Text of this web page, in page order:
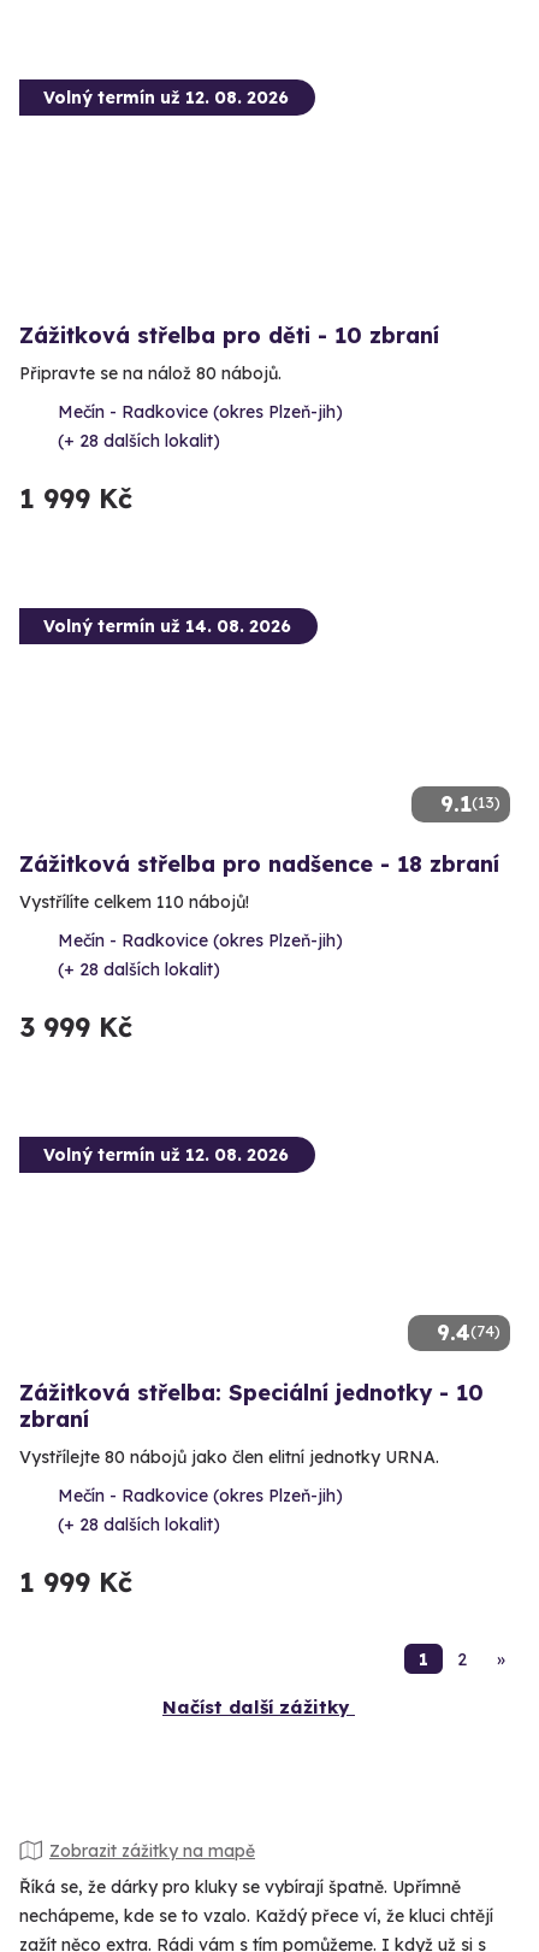
Volný termín už 12. 08. 2026
Zážitková střelba pro děti - 10 zbraní
Připravte se na nálož 80 nábojů.
Mečín - Radkovice (okres Plzeň-jih)
(+ 28 dalších lokalit)
1 999 Kč
9.1(13)
Volný termín už 14. 08. 2026
Zážitková střelba pro nadšence - 18 zbraní
Vystřílíte celkem 110 nábojů!
Mečín - Radkovice (okres Plzeň-jih)
(+ 28 dalších lokalit)
3 999 Kč
9.4(74)
Volný termín už 12. 08. 2026
Zážitková střelba: Speciální jednotky - 10
zbraní
Vystřílejte 80 nábojů jako člen elitní jednotky URNA.
Mečín - Radkovice (okres Plzeň-jih)
(+ 28 dalších lokalit)
1 999 Kč
1 2 »
Načíst další zážitky
Zobrazit zážitky na mapě
Říká se, že dárky pro kluky se vybírají špatně. Upřímně
nechápeme, kde se to vzalo. Každý přece ví, že kluci chtějí
zažít něco extra. Rádi vám s tím pomůžeme. I když už si s